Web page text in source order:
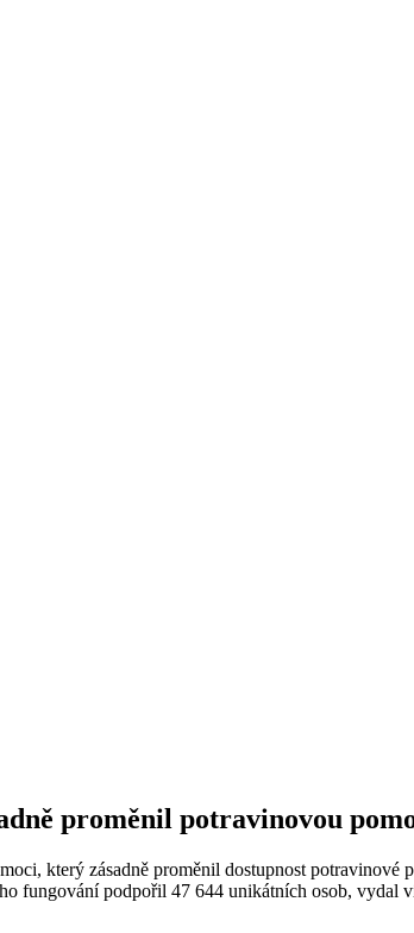
proměnil potravinovou
který zásadně proměnil dostupnost
fungování podpořil 47 644 unikátních osob,